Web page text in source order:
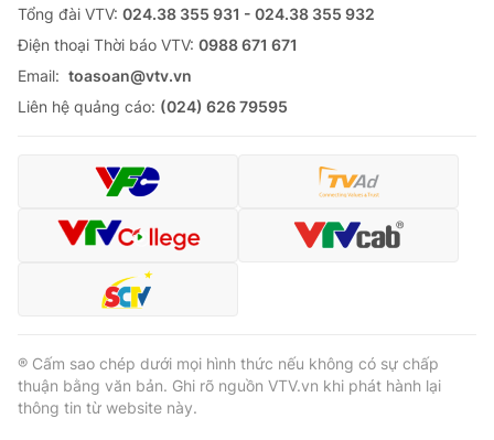
Tổng đài VTV: 024.38 355 931 - 024.38 355 932
Ðiện thoại Thời báo VTV: 0988 671 671
Email: toasoan@vtv.vn
Liên hệ quảng cáo: (024) 626 79595
® Cấm sao chép dưới mọi hình thức nếu không có sự chấp
thuận bằng văn bản. Ghi rõ nguồn VTV.vn khi phát hành lại
thông tin từ website này.